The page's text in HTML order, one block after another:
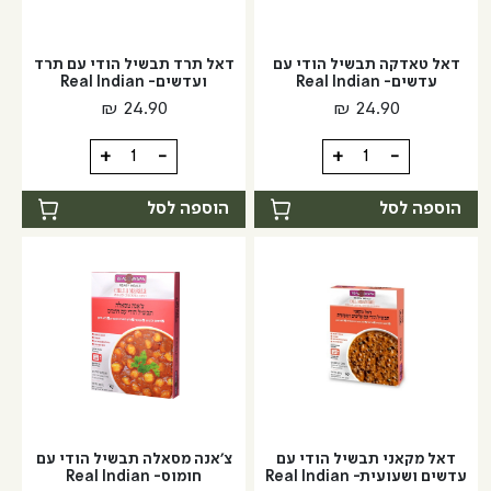
דאל טאדקה תבשיל הודי עם
עדשים- Real Indian
₪ 24.90
-
כמות
של
דאל
טאדקה
הודי
עם
עדשים-
Real
Indian
+
הוספה לסל
דאל תרד תבשיל הודי עם תרד
ועדשים- Real Indian
₪ 24.90
-
כמות
של
דאל
תרד
הודי
עם
תרד
ועדשים-
Real
+
הוספה לסל
דאל מקאני תבשיל הודי עם
עדשים ושעועית- Real Indian
צ'אנה מסאלה תבשיל הודי עם
חומוס- Real Indian